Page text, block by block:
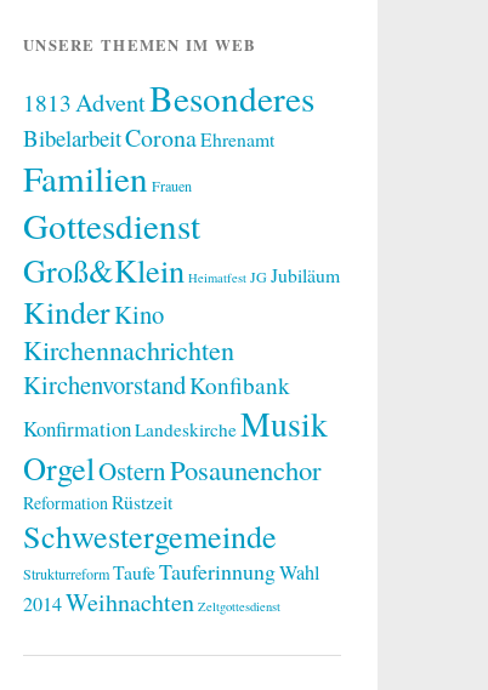
UNSERE THEMEN IM WEB
1813AdventBesonderes
BibelarbeitCoronaEhrenamt
Familien Frauen
Gottesdienst
Groß&Klein Heimatfest JGJubiläum
KinderKino
Kirchennachrichten
KirchenvorstandKonfibank
KonfirmationLandeskircheMusik
OrgelOsternPosaunenchor
ReformationRüstzeit
Schwestergemeinde
StrukturreformTaufeTauferinnungWahl
2014Weihnachten Zeltgottesdienst